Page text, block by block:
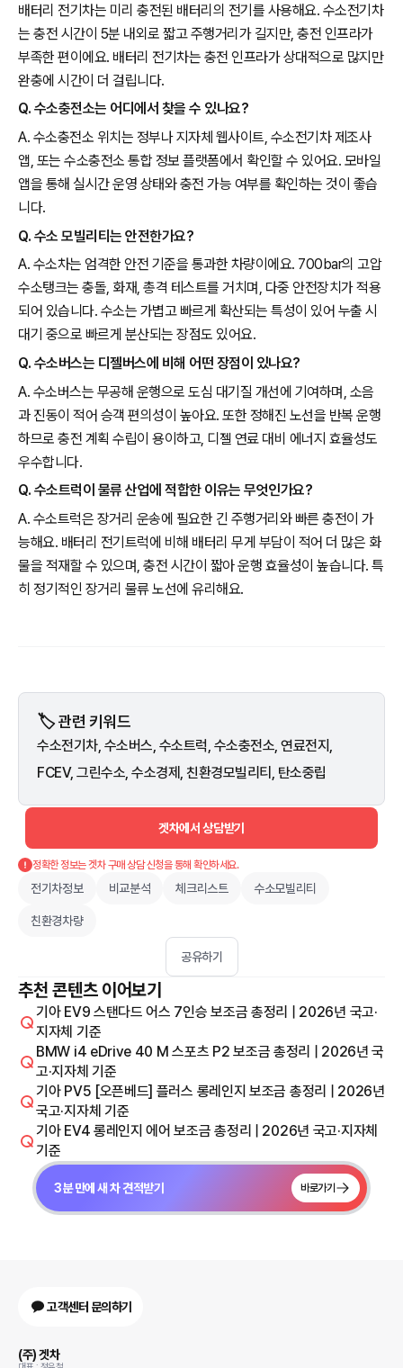
배터리 전기차는 미리 충전된 배터리의 전기를 사용해요. 수소전기차
는 충전 시간이 5분 내외로 짧고 주행거리가 길지만, 충전 인프라가
부족한 편이에요. 배터리 전기차는 충전 인프라가 상대적으로 많지만
완충에 시간이 더 걸립니다.
Q. 수소충전소는 어디에서 찾을 수 있나요?
A. 수소충전소 위치는 정부나 지자체 웹사이트, 수소전기차 제조사
앱, 또는 수소충전소 통합 정보 플랫폼에서 확인할 수 있어요. 모바일
앱을 통해 실시간 운영 상태와 충전 가능 여부를 확인하는 것이 좋습
니다.
Q. 수소 모빌리티는 안전한가요?
A. 수소차는 엄격한 안전 기준을 통과한 차량이에요. 700bar의 고압
수소탱크는 충돌, 화재, 총격 테스트를 거치며, 다중 안전장치가 적용
되어 있습니다. 수소는 가볍고 빠르게 확산되는 특성이 있어 누출 시
대기 중으로 빠르게 분산되는 장점도 있어요.
Q. 수소버스는 디젤버스에 비해 어떤 장점이 있나요?
A. 수소버스는 무공해 운행으로 도심 대기질 개선에 기여하며, 소음
과 진동이 적어 승객 편의성이 높아요. 또한 정해진 노선을 반복 운행
하므로 충전 계획 수립이 용이하고, 디젤 연료 대비 에너지 효율성도
우수합니다.
Q. 수소트럭이 물류 산업에 적합한 이유는 무엇인가요?
A. 수소트럭은 장거리 운송에 필요한 긴 주행거리와 빠른 충전이 가
능해요. 배터리 전기트럭에 비해 배터리 무게 부담이 적어 더 많은 화
물을 적재할 수 있으며, 충전 시간이 짧아 운행 효율성이 높습니다. 특
히 정기적인 장거리 물류 노선에 유리해요.
🏷️ 관련 키워드
수소전기차, 수소버스, 수소트럭, 수소충전소, 연료전지,
FCEV, 그린수소, 수소경제, 친환경모빌리티, 탄소중립
겟차에서 상담받기
정확한 정보는 겟차 구매 상담 신청을 통해 확인하세요.
전기차정보 비교분석 체크리스트 수소모빌리티
친환경차량
공유하기
추천 콘텐츠 이어보기
기아 EV9 스탠다드 어스 7인승 보조금 총정리 | 2026년 국고·
지자체 기준
BMW i4 eDrive 40 M 스포츠 P2 보조금 총정리 | 2026년 국
고·지자체 기준
기아 PV5 [오픈베드] 플러스 롱레인지 보조금 총정리 | 2026년
국고·지자체 기준
기아 EV4 롱레인지 에어 보조금 총정리 | 2026년 국고·지자체
기준
3분 만에 새 차 견적받기 바로가기
고객센터 문의하기
(주) 겟차